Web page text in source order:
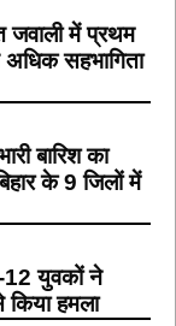
जवाली में प्रथम
सहभागिता
बारिश का
के 9 जिलों में
12 युवकों ने
हमला